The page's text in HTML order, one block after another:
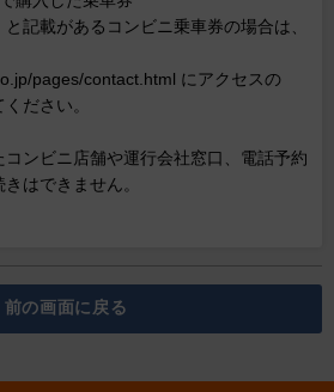
記載があるコンビニ乗車券の場合は、
pages/contact.html にアクセスの
ださい。
ンビニ店舗や運行会社窓口、電話予約
はできません。
前の画面に戻る